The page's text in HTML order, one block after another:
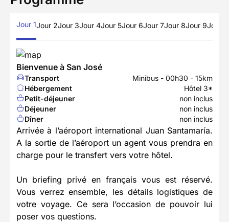
Jour 1Jour 2Jour 3Jour 4Jour 5Jour 6Jour 7Jour 8Jour 9Jour
Bienvenue à San José
Transport
Minibus - 00h30 - 15km
Hébergement
Hôtel 3*
Petit-déjeuner
non inclus
Déjeuner
non inclus
Dîner
non inclus
Arrivée à l’aéroport international Juan Santamaría.
A la sortie de l’aéroport un agent vous prendra en
charge pour le transfert vers votre hôtel.
Un briefing privé en français vous est réservé.
Vous verrez ensemble, les détails logistiques de
votre voyage. Ce sera l’occasion de pouvoir lui
poser vos questions.